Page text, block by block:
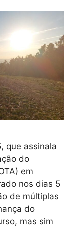
que assinala
do
em
nos dias 5
de múltiplas
do
mas sim